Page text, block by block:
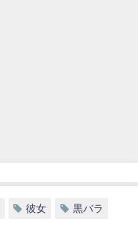
彼女 黒バラ